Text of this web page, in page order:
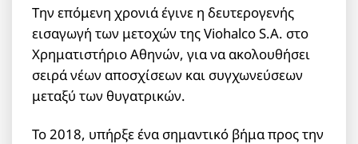
Την επόμενη χρονιά έγινε η δευτερογενής
εισαγωγή των μετοχών της Viohalco S.A. στο
Χρηματιστήριο Αθηνών, για να ακολουθήσει
σειρά νέων αποσχίσεων και συγχωνεύσεων
μεταξύ των θυγατρικών.
Το 2018, υπήρξε ένα σημαντικό βήμα προς την